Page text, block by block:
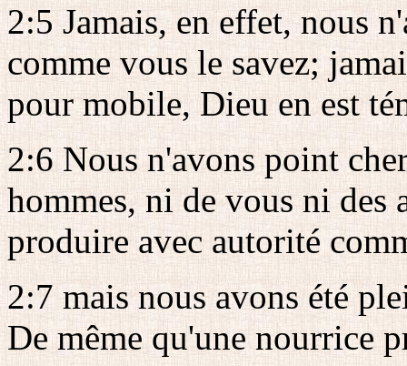
2:5 Jamais, en effet, nous
comme vous le savez;
pour mobile, Dieu en est
2:6 Nous n'avons point
hommes, ni de vous ni des
produire avec autorité
2:7 mais nous avons été
De même qu'une nourrice